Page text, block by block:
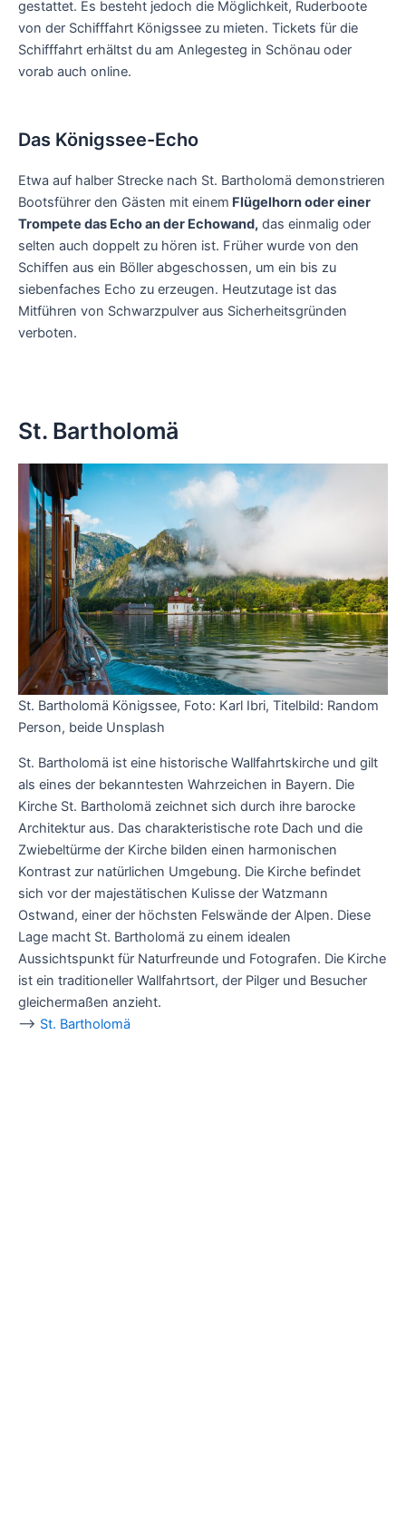
gestattet. Es besteht jedoch die Möglichkeit, Ruderboote
von der Schifffahrt Königssee zu mieten. Tickets für die
Schifffahrt erhältst du am Anlegesteg in Schönau oder
vorab auch online.
Das Königssee-Echo
Etwa auf halber Strecke nach St. Bartholomä demonstrieren
Bootsführer den Gästen mit einem Flügelhorn oder einer
Trompete das Echo an der Echowand, das einmalig oder
selten auch doppelt zu hören ist. Früher wurde von den
Schiffen aus ein Böller abgeschossen, um ein bis zu
siebenfaches Echo zu erzeugen. Heutzutage ist das
Mitführen von Schwarzpulver aus Sicherheitsgründen
verboten.
St. Bartholomä
St. Bartholomä Königssee, Foto: Karl Ibri, Titelbild: Random
Person, beide Unsplash
St. Bartholomä ist eine historische Wallfahrtskirche und gilt
als eines der bekanntesten Wahrzeichen in Bayern. Die
Kirche St. Bartholomä zeichnet sich durch ihre barocke
Architektur aus. Das charakteristische rote Dach und die
Zwiebeltürme der Kirche bilden einen harmonischen
Kontrast zur natürlichen Umgebung. Die Kirche befindet
sich vor der majestätischen Kulisse der Watzmann
Ostwand, einer der höchsten Felswände der Alpen. Diese
Lage macht St. Bartholomä zu einem idealen
Aussichtspunkt für Naturfreunde und Fotografen. Die Kirche
ist ein traditioneller Wallfahrtsort, der Pilger und Besucher
gleichermaßen anzieht.
–> St. Bartholomä